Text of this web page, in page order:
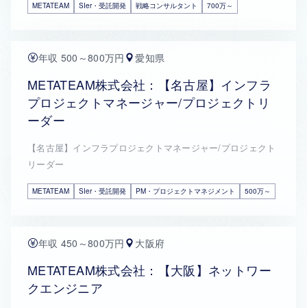
METATEAM SIer・受託開発 戦略コンサルタント 700万～
年収 500～800万円 愛知県
METATEAM株式会社：【名古屋】インフラ
プロジェクトマネージャー/プロジェクトリ
ーダー
【名古屋】インフラプロジェクトマネージャー/プロジェクト
リーダー
METATEAM SIer・受託開発 PM・プロジェクトマネジメント 500万～
年収 450～800万円 大阪府
METATEAM株式会社：【大阪】ネットワー
クエンジニア